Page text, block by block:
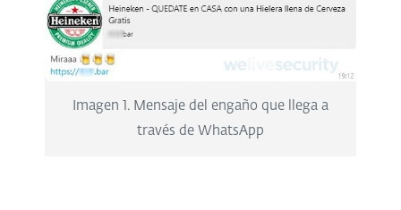
Imagen 1. Mensaje del engaño que llega a
través de WhatsApp